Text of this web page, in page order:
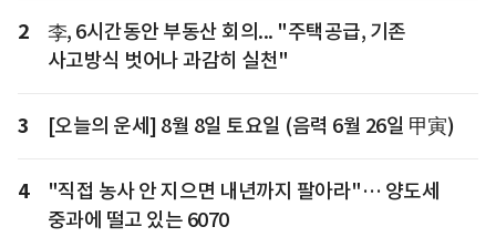
2
李, 6시간동안 부동산 회의... "주택공급, 기존
사고방식 벗어나 과감히 실천"
3 [오늘의 운세] 8월 8일 토요일 (음력 6월 26일 甲寅)
4
"직접 농사 안 지으면 내년까지 팔아라"… 양도세
중과에 떨고 있는 6070